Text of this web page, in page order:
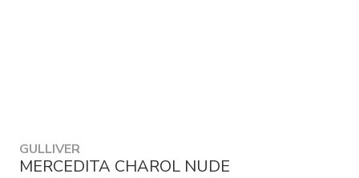
GULLIVER
MERCEDITA CHAROL NUDE